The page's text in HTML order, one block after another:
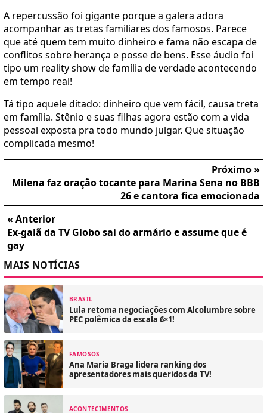
A repercussão foi gigante porque a galera adora
acompanhar as tretas familiares dos famosos. Parece
que até quem tem muito dinheiro e fama não escapa de
conflitos sobre herança e posse de bens. Esse áudio foi
tipo um reality show de família de verdade acontecendo
em tempo real!
Tá tipo aquele ditado: dinheiro que vem fácil, causa treta
em família. Stênio e suas filhas agora estão com a vida
pessoal exposta pra todo mundo julgar. Que situação
complicada mesmo!
Próximo »
Milena faz oração tocante para Marina Sena no BBB
26 e cantora fica emocionada
« Anterior
Ex-galã da TV Globo sai do armário e assume que é
gay
MAIS NOTÍCIAS
BRASIL
Lula retoma negociações com Alcolumbre sobre
PEC polêmica da escala 6×1!
FAMOSOS
Ana Maria Braga lidera ranking dos
apresentadores mais queridos da TV!
ACONTECIMENTOS